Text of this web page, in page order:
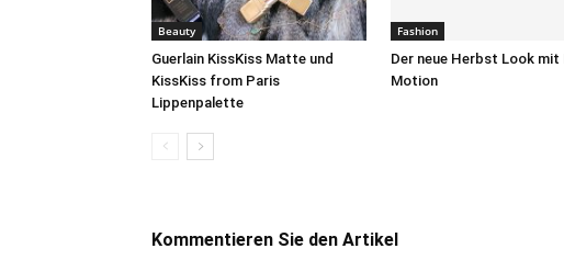
Beauty
Guerlain KissKiss Matte und
KissKiss from Paris
Lippenpalette
Fashion
Der neue Herbst Look mit
Motion
Kommentieren Sie den Artikel